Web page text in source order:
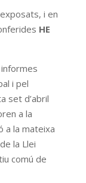
i en
HE
i pel
set d’abril
a la
a la mateixa
la Llei
comú de